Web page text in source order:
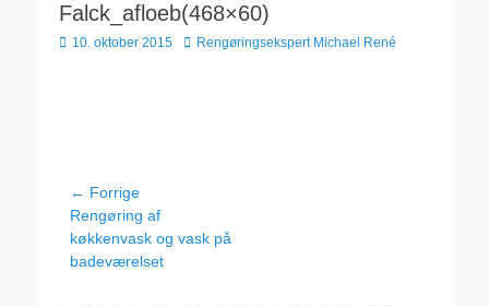
Falck_afloeb(468×60)
Udgivet
10. oktober 2015 Forfatter
Rengøringsekspert Michael René
Indlægsnavigation
← Forrige
Forrige
indlæg:
Rengøring af
køkkenvask og vask på
badeværelset